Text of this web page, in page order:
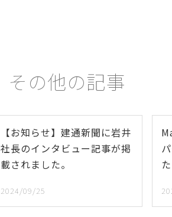
その他の記事
【お知らせ】建通新聞に岩井
社長のインタビュー記事が掲
載されました。
2024/09/25
た